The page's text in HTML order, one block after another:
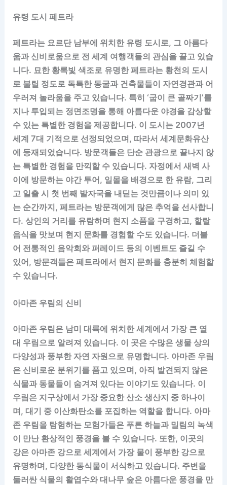
유령 도시 페트라
페트라는 요르단 남부에 위치한 유령 도시로, 그 아름다
움과 신비로움으로 전 세계 여행객들의 관심을 끌고 있습
니다. 묘한 황록빛 색조로 유명한 페트라는 황천의 도시
로 불릴 정도로 독특한 동굴과 건축물들이 자연경관과 어
우러져 놀라움을 주고 있습니다. 특히 ‘굽이 큰 골짜기’를
지나 투입되는 정면조명을 통해 아름다운 야경을 감상할
수 있는 특별한 경험을 제공합니다. 이 도시는 2007년
세계 7대 기적으로 선정되었으며, 따라서 세계문화유산
에 등재되었습니다. 방문객들은 단순 관광으로 끝나지 않
는 특별한 경험을 만끽할 수 있습니다. 자정에서 새벽 사
이에 방문하는 야간 투어, 일몰을 배경으로 한 유람, 그리
고 일출 시 첫 번째 발자국을 내딛는 것만큼이나 의미 있
는 순간까지, 페트라는 방문객에게 많은 추억을 선사합니
다. 상인의 거리를 유람하며 현지 소품을 구경하고, 할랄
음식을 맛보며 현지 문화를 경험할 수도 있습니다. 더불
어 전통적인 음악회와 퍼레이드 등의 이벤트도 즐길 수
있어, 방문객들은 페트라에서 현지 문화를 충분히 체험할
수 있습니다.
아마존 우림의 신비
아마존 우림은 남미 대륙에 위치한 세계에서 가장 큰 열
대 우림으로 알려져 있습니다. 이 곳은 수많은 생물 상의
다양성과 풍부한 자연 자원으로 유명합니다. 아마존 우림
은 신비로운 분위기를 품고 있으며, 아직 발견되지 않은
식물과 동물들이 숨겨져 있다는 이야기도 있습니다. 이
우림은 지구상에서 가장 중요한 산소 생산지 중 하나이
며, 대기 중 이산화탄소를 포집하는 역할을 합니다. 아마
존 우림을 탐험하는 모험가들은 푸른 하늘과 밀림의 녹색
이 만난 환상적인 풍경을 볼 수 있습니다. 또한, 이곳의
강은 아마존 강으로 세계에서 가장 물이 풍부한 강으로
유명하며, 다양한 동식물이 서식하고 있습니다. 주변을
둘러싼 식물의 활엽수와 대나무 숲은 아름다운 풍경을 만